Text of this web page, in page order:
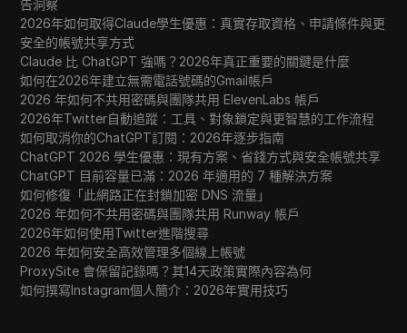
告洞察
2026年如何取得Claude學生優惠：真實存取資格、申請條件與更
安全的帳號共享方式
Claude 比 ChatGPT 強嗎？2026年真正重要的關鍵是什麼
如何在2026年建立無需電話號碼的Gmail帳戶
2026 年如何不共用密碼與團隊共用 ElevenLabs 帳戶
2026年Twitter自動追蹤：工具、對象鎖定與更智慧的工作流程
如何取消你的ChatGPT訂閱：2026年逐步指南
ChatGPT 2026 學生優惠：現有方案、省錢方式與安全帳號共享
ChatGPT 目前容量已滿：2026 年適用的 7 種解決方案
如何修復「此網路正在封鎖加密 DNS 流量」
2026 年如何不共用密碼與團隊共用 Runway 帳戶
2026年如何使用Twitter進階搜尋
2026 年如何安全高效管理多個線上帳號
ProxySite 會保留記錄嗎？其14天政策實際內容為何
如何撰寫Instagram個人簡介：2026年實用技巧